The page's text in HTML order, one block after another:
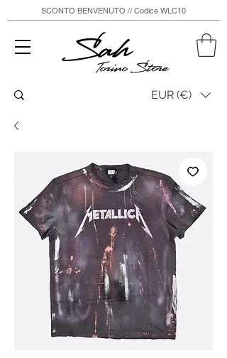
Sah
Torino Store
SCONTO BENVENUTO // Codice WLC10
EUR (€)